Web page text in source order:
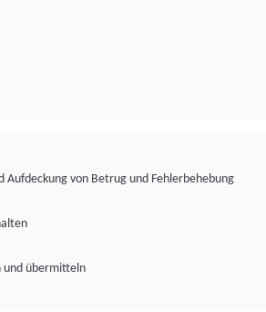
von Betrug und Fehlerbehebung
und übermitteln